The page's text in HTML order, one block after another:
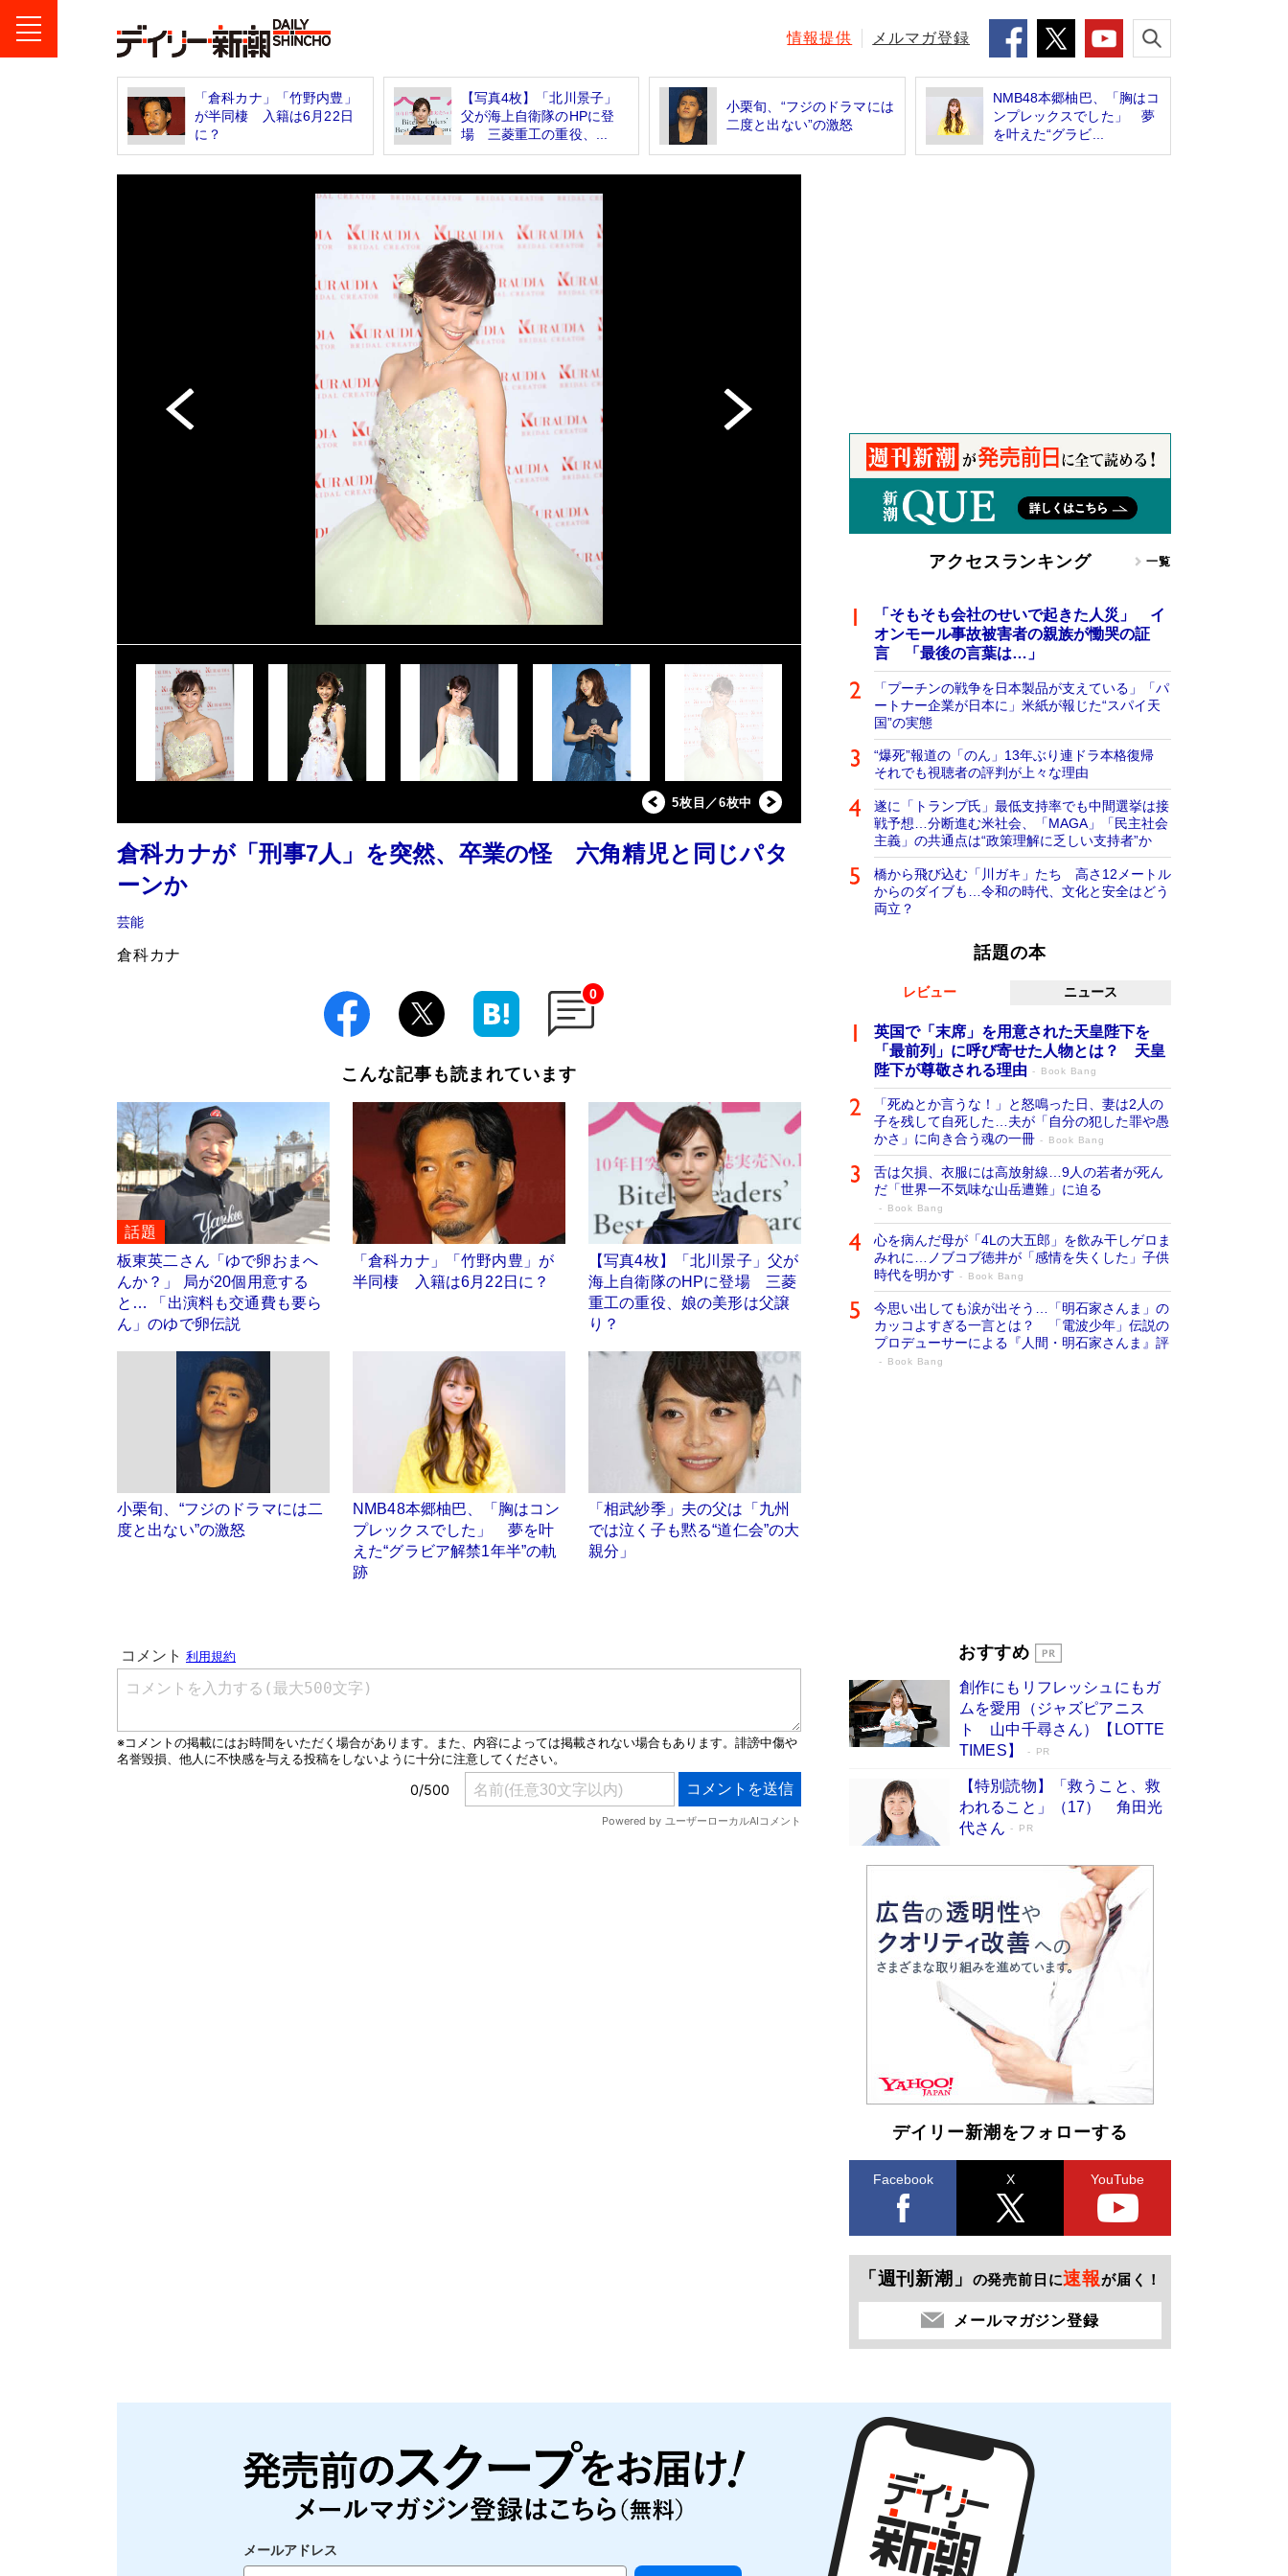
情報提供 メルマガ登録
「倉科カナ」「竹野内豊」
が半同棲 入籍は6月22日
に？
【写真4枚】「北川景子」
父が海上自衛隊のHPに登
場 三菱重工の重役、...
小栗旬、“フジのドラマには
二度と出ない”の激怒
NMB48本郷柚巴、「胸はコ
ンプレックスでした」 夢
を叶えた“グラビ...
5枚目／6枚中
倉科カナが「刑事7人」を突然、卒業の怪 六角精児と同じパタ
ーンか
芸能
倉科カナ
0
こんな記事も読まれています
話題
板東英二さん「ゆで卵おまへ
んか？」 局が20個用意する
と… 「出演料も交通費も要ら
ん」のゆで卵伝説
「倉科カナ」「竹野内豊」が
半同棲 入籍は6月22日に？
【写真4枚】「北川景子」父が
海上自衛隊のHPに登場 三菱
重工の重役、娘の美形は父譲
り？
小栗旬、“フジのドラマには二
度と出ない”の激怒
NMB48本郷柚巴、「胸はコン
プレックスでした」 夢を叶
えた“グラビア解禁1年半”の軌
跡
「相武紗季」夫の父は「九州
では泣く子も黙る“道仁会”の大
親分」
アクセスランキング 一覧
「そもそも会社のせいで起きた人災」 イ
オンモール事故被害者の親族が慟哭の証
言 「最後の言葉は…」
「プーチンの戦争を日本製品が支えている」「パ
ートナー企業が日本に」米紙が報じた“スパイ天
国”の実態
“爆死”報道の「のん」13年ぶり連ドラ本格復帰
それでも視聴者の評判が上々な理由
遂に「トランプ氏」最低支持率でも中間選挙は接
戦予想…分断進む米社会、「MAGA」「民主社会
主義」の共通点は“政策理解に乏しい支持者”か
橋から飛び込む「川ガキ」たち 高さ12メートル
からのダイブも…令和の時代、文化と安全はどう
両立？
話題の本
レビュー ニュース
英国で「末席」を用意された天皇陛下を
「最前列」に呼び寄せた人物とは？ 天皇
陛下が尊敬される理由
Book Bang
「死ぬとか言うな！」と怒鳴った日、妻は2人の
子を残して自死した…夫が「自分の犯した罪や愚
かさ」に向き合う魂の一冊
Book Bang
舌は欠損、衣服には高放射線…9人の若者が死ん
だ「世界一不気味な山岳遭難」に迫る
Book Bang
心を病んだ母が「4Lの大五郎」を飲み干しゲロま
みれに…ノブコブ徳井が「感情を失くした」子供
時代を明かす
Book Bang
今思い出しても涙が出そう…「明石家さんま」の
カッコよすぎる一言とは？ 「電波少年」伝説の
プロデューサーによる『人間・明石家さんま』評
Book Bang
開発への関心を押し上げた18年の物語に幕 特装
Book Bang
「不意に涙が出そうに…」高嶋政伸が明かし
た“13歳の娘を暴行する役”への葛藤 インティマ
シーコーディネーターに支えられたNHK『大奥』
おすすめ
創作にもリフレッシュにもガ
ムを愛用（ジャズピアニス
ト 山中千尋さん）【LOTTE
TIMES】
PR
【特別読物】「救うこと、救
われること」（17） 角田光
代さん
PR
デイリー新潮をフォローする
Facebook X YouTube
「週刊新潮」 の発売前日に速報が届く！
メールマガジン登録
メールアドレス